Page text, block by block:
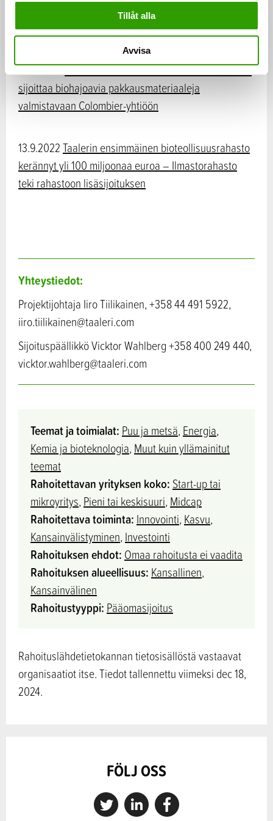
Tillåt alla
Avvisa
sijoittaa biopohjaisia palosuoja-aineita valmistavaan
Nordtreat-yhtiöön
16.11.2022Taalerin ensimmäinen bioteollisuusrahasto
sijoittaa biohajoavia pakkausmateriaaleja
valmistavaan Colombier-yhtiöön
13.9.2022Taalerin ensimmäinen bioteollisuusrahasto
kerännyt yli 100 miljoonaa euroa – Ilmastorahasto
teki rahastoon lisäsijoituksen
Yhteystiedot:
Projektijohtaja Iiro Tiilikainen, +358 44 491 5922,
iiro.tiilikainen@taaleri.com
Sijoituspäällikkö Vicktor Wahlberg +358 400 249 440,
vicktor.wahlberg@taaleri.com
Teemat ja toimialat: Puu ja metsä, Energia,
Kemia ja bioteknologia, Muut kuin yllämainitut
teemat
Rahoitettavan yrityksen koko: Start-up tai
mikroyritys, Pieni tai keskisuuri, Midcap
Rahoitettava toiminta: Innovointi, Kasvu,
Kansainvälistyminen, Investointi
Rahoituksen ehdot: Omaa rahoitusta ei vaadita
Rahoituksen alueellisuus: Kansallinen,
Kansainvälinen
Rahoitustyyppi: Pääomasijoitus
Rahoituslähdetietokannan tietosisällöstä vastaavat
organisaatiot itse. Tiedot tallennettu viimeksi dec 18,
2024.
FÖLJ OSS